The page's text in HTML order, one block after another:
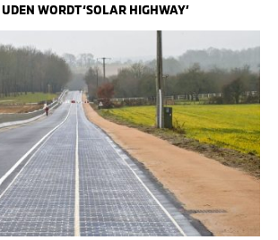
WORDT ‘SOLAR HIGHWAY’